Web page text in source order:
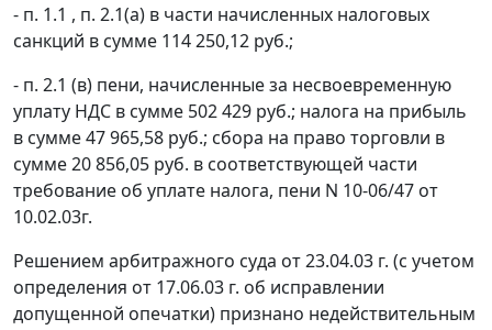
- п. 1.1 , п. 2.1(а) в части начисленных налоговых
санкций в сумме 114 250,12 руб.;
- п. 2.1 (в) пени, начисленные за несвоевременную
уплату НДС в сумме 502 429 руб.; налога на прибыль
в сумме 47 965,58 руб.; сбора на право торговли в
сумме 20 856,05 руб. в соответствующей части
требование об уплате налога, пени N 10-06/47 от
10.02.03г.
Решением арбитражного суда от 23.04.03 г. (с учетом
определения от 17.06.03 г. об исправлении
допущенной опечатки) признано недействительным